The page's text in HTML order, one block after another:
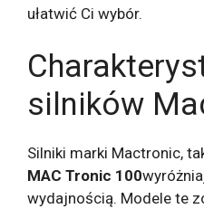
ułatwić Ci wybór.
silników
Silniki marki Mactronic,
MAC Tronic 100
wydajnością. Modele te